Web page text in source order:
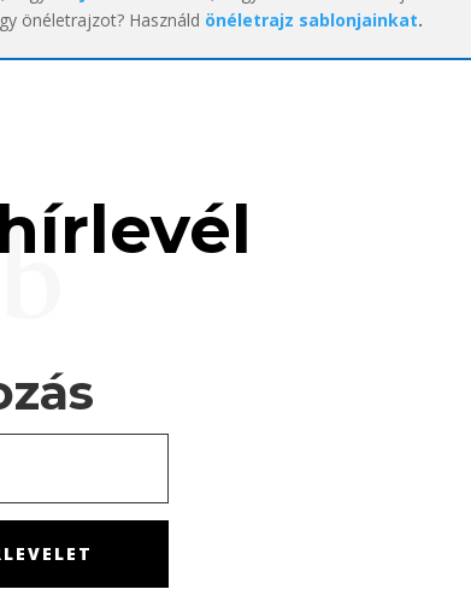
önéletrajzot? Használd önéletrajz sablonjainkat.